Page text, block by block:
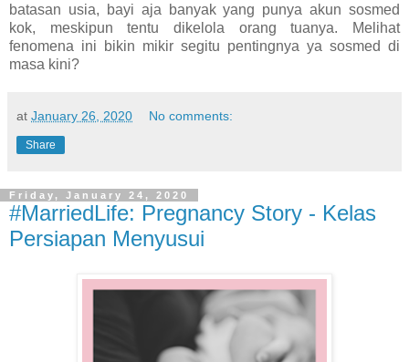
batasan usia, bayi aja banyak yang punya akun sosmed
kok, meskipun tentu dikelola orang tuanya. Melihat
fenomena ini bikin mikir segitu pentingnya ya sosmed di
masa kini?
at January 26, 2020 No comments:
Share
Friday, January 24, 2020
#MarriedLife: Pregnancy Story - Kelas
Persiapan Menyusui